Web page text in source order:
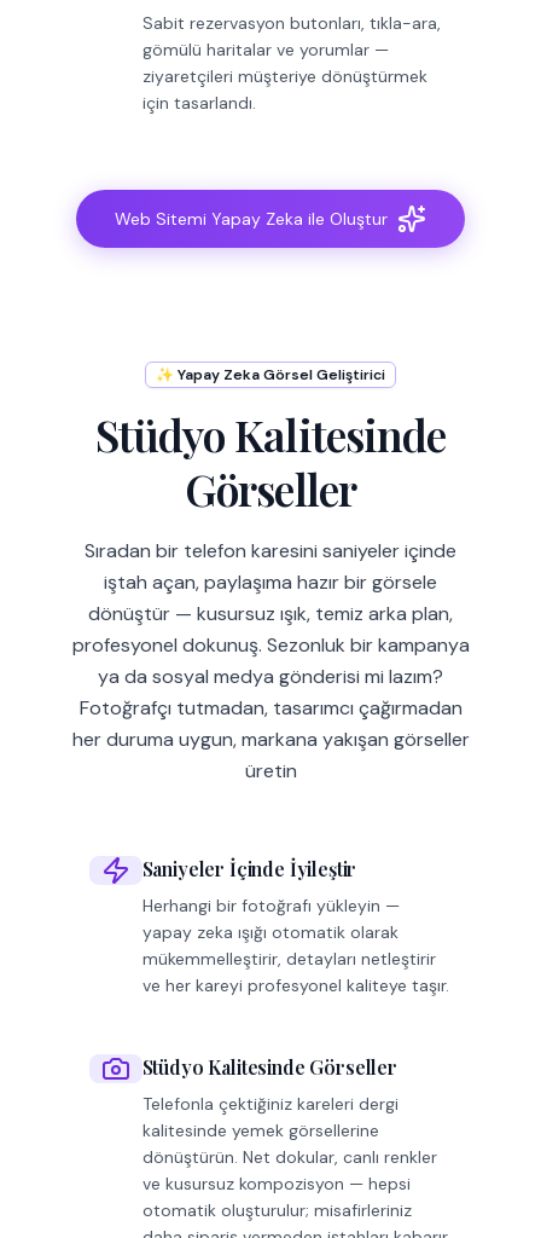
Sabit rezervasyon butonları, tıkla-ara,
gömülü haritalar ve yorumlar —
ziyaretçileri müşteriye dönüştürmek
için tasarlandı.
Web Sitemi Yapay Zeka ile Oluştur
✨ Yapay Zeka Görsel Geliştirici
Stüdyo Kalitesinde
Görseller
Sıradan bir telefon karesini saniyeler içinde
iştah açan, paylaşıma hazır bir görsele
dönüştür — kusursuz ışık, temiz arka plan,
profesyonel dokunuş. Sezonluk bir kampanya
ya da sosyal medya gönderisi mi lazım?
Fotoğrafçı tutmadan, tasarımcı çağırmadan
her duruma uygun, markana yakışan görseller
üretin
Saniyeler İçinde İyileştir
Herhangi bir fotoğrafı yükleyin —
yapay zeka ışığı otomatik olarak
mükemmelleştirir, detayları netleştirir
ve her kareyi profesyonel kaliteye taşır.
Stüdyo Kalitesinde Görseller
Telefonla çektiğiniz kareleri dergi
kalitesinde yemek görsellerine
dönüştürün. Net dokular, canlı renkler
ve kusursuz kompozisyon — hepsi
otomatik oluşturulur; misafirleriniz